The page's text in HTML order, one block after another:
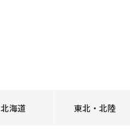
北海道 東北・北陸